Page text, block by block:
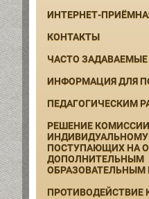
ИНТЕРНЕТ-
КОНТАКТЫ
ЧАСТО
ИНФОРМАЦИЯ ДЛЯ
ПЕДАГОГИЧЕСКИМ
РЕШЕНИЕ
ИНДИВИДУАЛЬНОМУ
ПОСТУПАЮЩИХ НА
ДОПОЛНИТЕЛЬНЫМ
ПРОТИВОДЕЙСТВИЕ